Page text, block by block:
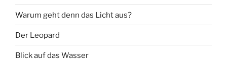
Warum geht denn das Licht aus?
Der Leopard
Blick auf das Wasser